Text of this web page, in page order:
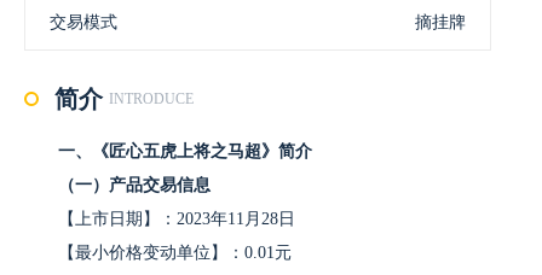
交易模式 摘挂牌
托管仓库 羊楼洞茶业股份有限公司托管仓库
简介 INTRODUCE
一、《匠心五虎上将之马超》简介
（一）产品交易信息
【上市日期】：2023年11月28日
【最小价格变动单位】：0.01元